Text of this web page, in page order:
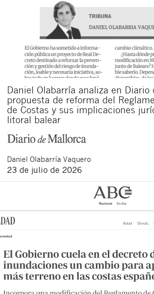
Daniel Olabarría analiza en Diario
propuesta de reforma del
de Costas y sus implicaciones
litoral balear
Daniel Olabarría Vaquero
23 de julio de 2026